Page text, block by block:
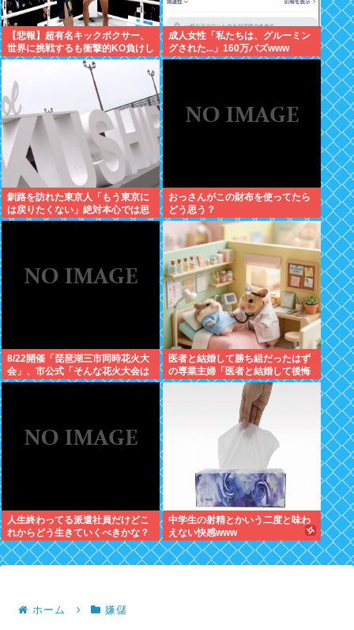
【悲報】超有名キックボクサー、
世界に挑戦するも衝撃的KO負けし
てしまう…
成人女性「私たちは、グルーミン
グされた...」160万バズwww
釧路を訪れた東京人「もう東京に
は戻りたくない」絶対本心では思
ってないよな
おっさんがこの財布を使ってたら
どう思う？
8/22開催「琵琶湖三市同時花火大
会」、市公式「そんな花火大会は
存在しない」→ SNS阿鼻叫喚
医者と結婚して勝ち組だったはず
の専業主婦「医者と結婚して後悔
している」
人生終わってる派遣社員だけどこ
れからどう生きていくべきかな？
中学生の射精とかいう二度と味わ
えない快感www
ホーム 嫌儲